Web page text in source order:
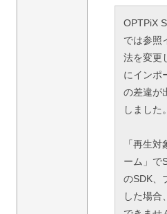
OPTPiX
では参照
法を変更
にインポ
の差違が
しました。
「再生
ーム」で
のSDK、
した場合